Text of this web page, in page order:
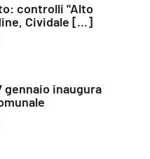
controlli "Alto
Cividale [...]
gennaio inaugura